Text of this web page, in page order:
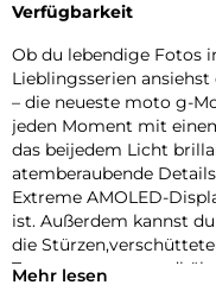
Verfügbarkeit
Ob du lebendige Fotos
Lieblingsserien
– die neueste moto g-
jeden Moment mit
das beijedem Licht
atemberaubende
Extreme AMOLED-
ist. Außerdem kannst
die
Temperaturen
Mehr lesen